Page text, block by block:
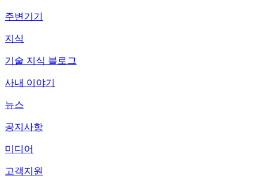
주변기기
지식
기술 지식 블로그
사내 이야기
뉴스
공지사항
미디어
고객지원